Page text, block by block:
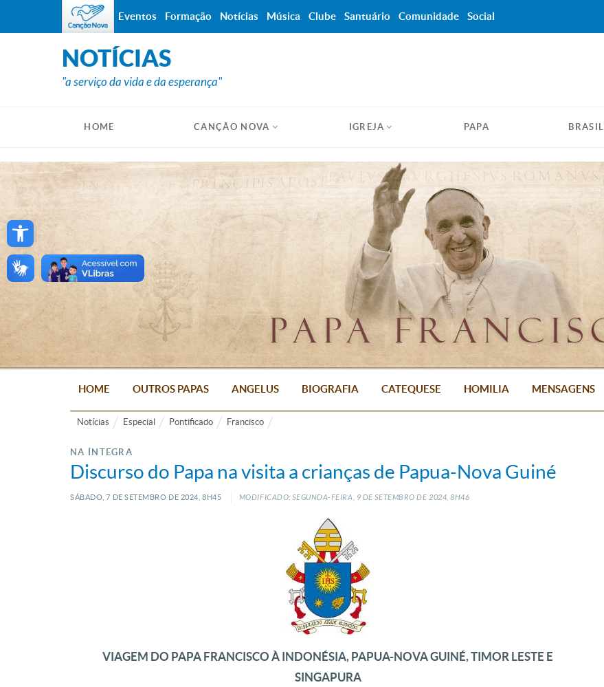
Open toolbar
NOTÍCIAS
"a serviço da vida e da esperança"
HOME CANÇÃO NOVA IGREJA PAPA BRASIL
HOME OUTROS PAPAS ANGELUS BIOGRAFIA CATEQUESE HOMILIA MENSAGENS
Notícias Especial Pontificado Francisco
NA ÍNTEGRA
Discurso do Papa na visita a crianças de Papua-Nova Guiné
SÁBADO, 7 DE SETEMBRO DE 2024, 8H45 MODIFICADO: SEGUNDA-FEIRA, 9DESETEMBRO DE2024, 8H46
VIAGEM DO PAPA FRANCISCO À INDONÉSIA, PAPUA-NOVA GUINÉ, TIMOR LESTE E
SINGAPURA
Eventos Formação Notícias Música Clube Santuário Comunidade Social